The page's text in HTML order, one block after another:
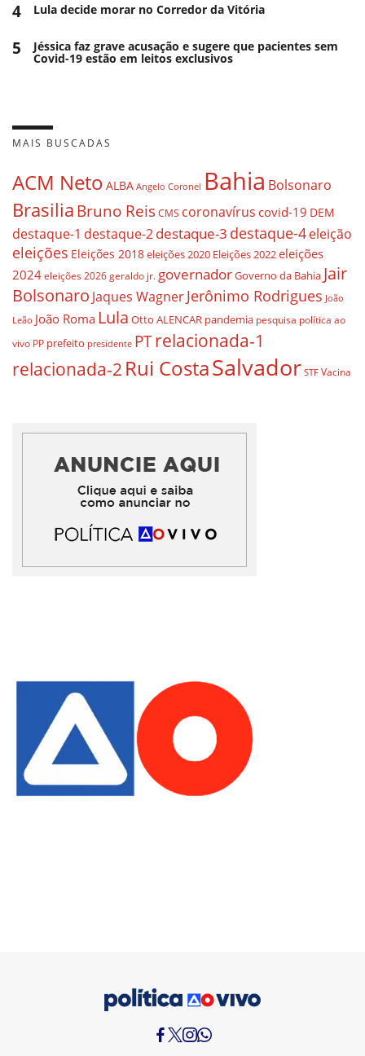
4 Lula decide morar no Corredor da Vitória
5 Jéssica faz grave acusação e sugere que pacientes sem
Covid-19 estão em leitos exclusivos
MAIS BUSCADAS
ACM Neto ALBA Angelo Coronel Bahia Bolsonaro
BrasiliaBruno ReisCMS coronavírus covid-19 DEM
destaque-1 destaque-2destaque-3 destaque-4eleição
eleições Eleições 2018eleições 2020 Eleições 2022eleições
2024 eleições 2026 geraldo jr. governadorGoverno da Bahia Jair
Bolsonaro Jaques WagnerJerônimo Rodrigues João
Leão João Roma Lula Otto ALENCAR pandemia pesquisa política ao
vivo PP prefeito presidente PTrelacionada-1
relacionada-2 Rui CostaSalvador STF Vacina